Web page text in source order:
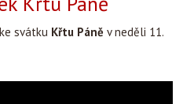
svátku Křtu Páně v neděli 11.